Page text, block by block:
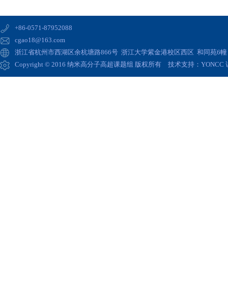
+86-0571-87952088
cgao18@163.com
浙江省杭州市西湖区余杭塘路866号 浙江大学紫金港校区西区 和同苑6
Copyright © 2016 纳米高分子高超课题组 版权所有 技术支持： YONCC